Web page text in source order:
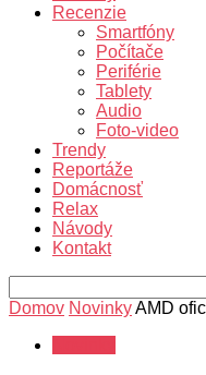
Recenzie
Smartfóny
Počítače
Periférie
Tablety
Audio
Foto-video
Trendy
Reportáže
Domácnosť
Relax
Návody
Kontakt
Domov NovinkyAMD